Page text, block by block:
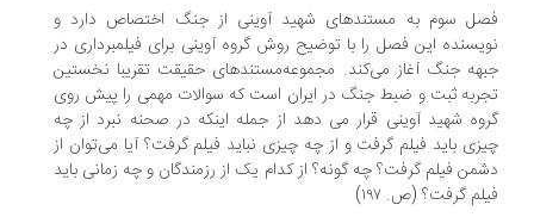
سوم به مستندهای شهید آوینی از جنگ اختصاص دارد و
این فصل را با توضیح روش گروه آوینی برای فیلمبرداری در
جنگ آغاز می‌کند. مجموعه‌مستندهای حقیقت تقریبا نخستین
ثبت و ضبط جنگ در ایران است که سوالات مهمی را پیش روی
شهید آوینی قرار می دهد از جمله اینکه در صحنه نبرد از چه
باید فیلم گرفت و از چه چیزی نباید فیلم گرفت؟ آیا می‌توان از
فیلم گرفت؟ چه گونه؟ از کدام یک از رزمندگان و چه زمانی باید
گرفت؟ (ص. ۱۹۷)